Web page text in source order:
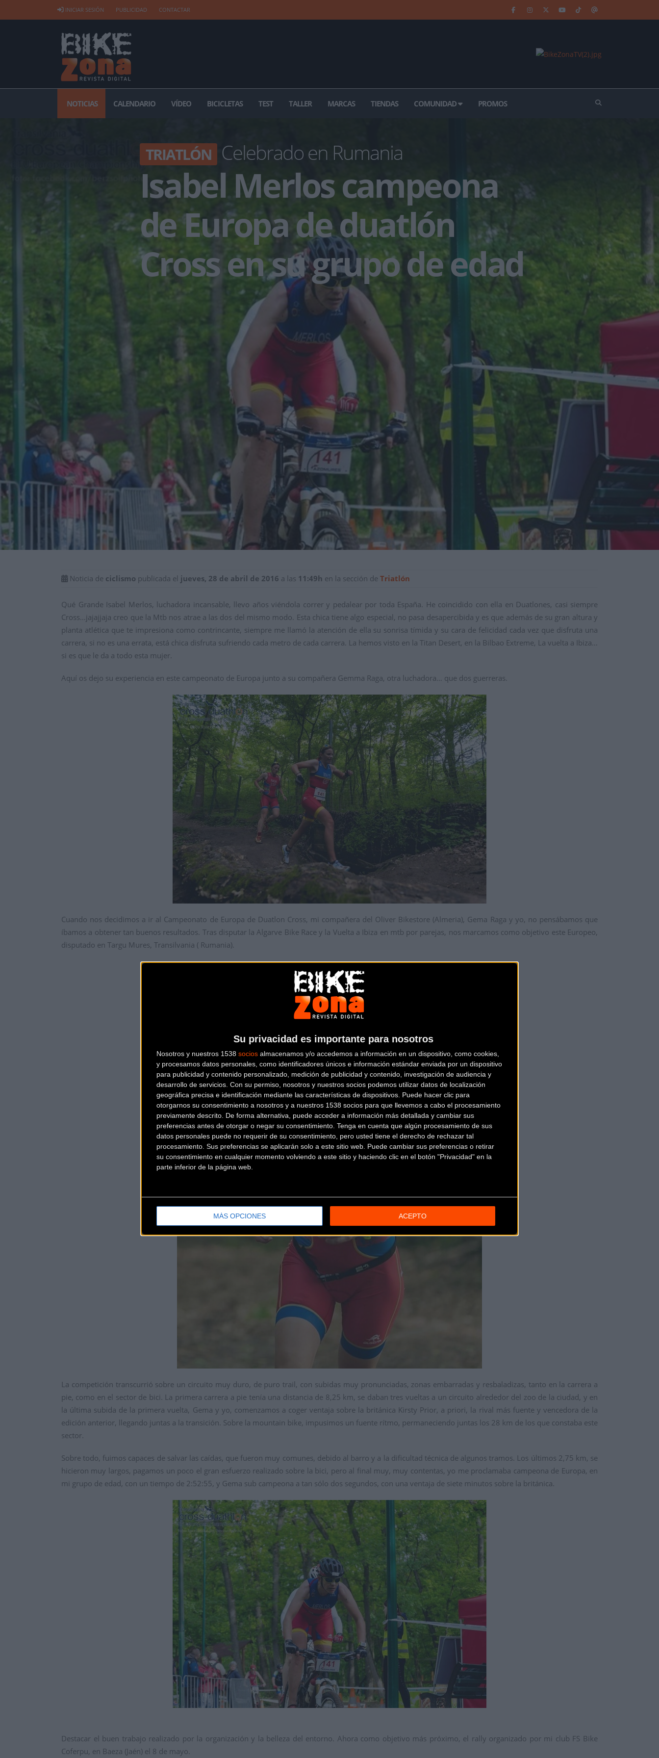
Su privacidad es importante para nosotros
Nosotros y nuestros 1538 socios almacenamos y/o accedemos a información en un dispositivo, como cookies,
y procesamos datos personales, como identificadores únicos e información estándar enviada por un dispositivo
para publicidad y contenido personalizado, medición de publicidad y contenido, investigación de audiencia y
desarrollo de servicios. Con su permiso, nosotros y nuestros socios podemos utilizar datos de localización
geográfica precisa e identificación mediante las características de dispositivos. Puede hacer clic para
otorgarnos su consentimiento a nosotros y a nuestros 1538 socios para que llevemos a cabo el procesamiento
previamente descrito. De forma alternativa, puede acceder a información más detallada y cambiar sus
preferencias antes de otorgar o negar su consentimiento. Tenga en cuenta que algún procesamiento de sus
datos personales puede no requerir de su consentimiento, pero usted tiene el derecho de rechazar tal
procesamiento. Sus preferencias se aplicarán solo a este sitio web. Puede cambiar sus preferencias o retirar
su consentimiento en cualquier momento volviendo a este sitio y haciendo clic en el botón "Privacidad" en la
parte inferior de la página web.
MÁS OPCIONES ACEPTO
INICIAR SESIÓN PUBLICIDAD CONTACTAR
NOTICIAS CALENDARIO VÍDEO BICICLETAS TEST TALLER MARCAS TIENDAS COMUNIDAD PROMOS
TRIATLÓN Celebrado en Rumania
Isabel Merlos campeona
de Europa de duatlón
Cross en su grupo de edad
Noticia de ciclismo publicada el jueves, 28 de abril de 2016 a las 11:49h en la sección de Triatlón
Qué Grande Isabel Merlos, luchadora incansable, llevo años viéndola correr y pedalear por toda España. He coincidido con ella en Duatlones, casi siempre
Cross…jajajjaja creo que la Mtb nos atrae a las dos del mismo modo. Esta chica tiene algo especial, no pasa desapercibida y es que además de su gran altura y
planta atlética que te impresiona como contrincante, siempre me llamó la atención de ella su sonrisa tímida y su cara de felicidad cada vez que disfruta una
carrera, si no es una errata, está chica disfruta sufriendo cada metro de cada carrera. La hemos visto en la Titan Desert, en la Bilbao Extreme, La vuelta a Ibiza…
si es que le da a todo esta mujer.
Aquí os dejo su experiencia en este campeonato de Europa junto a su compañera Gemma Raga, otra luchadora… que dos guerreras.
Cuando nos decidimos a ir al Campeonato de Europa de Duatlon Cross, mi compañera del Oliver Bikestore (Almeria), Gema Raga y yo, no pensábamos que
íbamos a obtener tan buenos resultados. Tras disputar la Algarve Bike Race y la Vuelta a Ibiza en mtb por parejas, nos marcamos como objetivo este Europeo,
disputado en Targu Mures, Transilvania ( Rumania).
La competición transcurrió sobre un circuito muy duro, de puro trail, con subidas muy pronunciadas, zonas embarradas y resbaladizas, tanto en la carrera a
pie, como en el sector de bici. La primera carrera a pie tenía una distancia de 8,25 km, se daban tres vueltas a un circuito alrededor del zoo de la ciudad, y en
la última subida de la primera vuelta, Gema y yo, comenzamos a coger ventaja sobre la británica Kirsty Prior, a priori, la rival más fuente y vencedora de la
edición anterior, llegando juntas a la transición. Sobre la mountain bike, impusimos un fuente rítmo, permaneciendo juntas los 28 km de los que constaba este
sector.
Sobre todo, fuimos capaces de salvar las caídas, que fueron muy comunes, debido al barro y a la dificultad técnica de algunos tramos. Los últimos 2,75 km, se
hicieron muy largos, pagamos un poco el gran esfuerzo realizado sobre la bici, pero al final muy, muy contentas, yo me proclamaba campeona de Europa, en
mi grupo de edad, con un tiempo de 2:52:55, y Gema sub campeona a tan sólo dos segundos, con una ventaja de siete minutos sobre la británica.
Destacar el buen trabajo realizado por la organización y la belleza del entorno. Ahora como objetivo más próximo, el rally organizado por mi club FS Bike
Coferpu, en Baeza (Jaén) el 8 de mayo.